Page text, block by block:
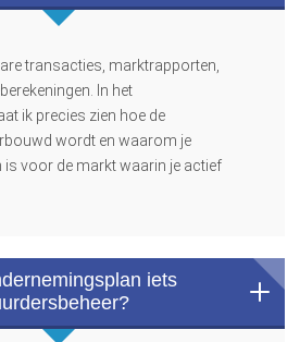
transacties, marktrapporten,
In het
ik precies zien hoe de
wordt en waarom je
voor de markt waarin je actief
iets